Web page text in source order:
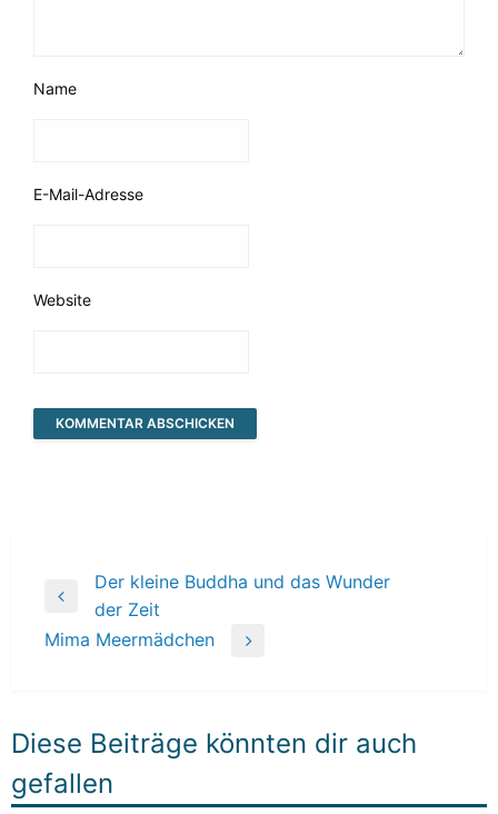
Name
E-Mail-Adresse
Website
Beitragsnavigation
Previous
Post
Der kleine Buddha und das Wunder
der Zeit
Next
Mima Meermädchen
Diese Beiträge könnten dir auch
gefallen